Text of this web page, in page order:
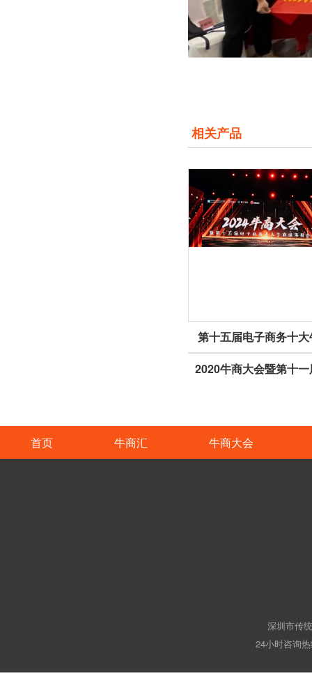
相关产品
第十五届电子商务十
首页 牛商汇 牛商大会
深圳市传
24小时咨询